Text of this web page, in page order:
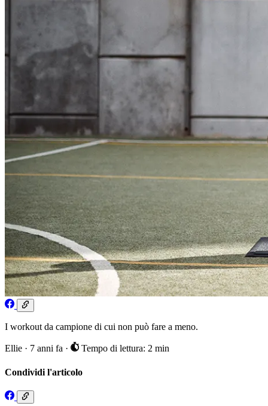
I workout da campione di cui non può fare a meno.
Ellie · 7 anni fa · Tempo di lettura: 2 min
Condividi l'articolo